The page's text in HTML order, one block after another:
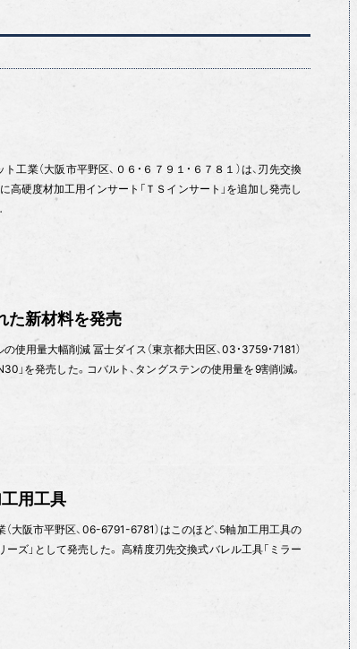
業（大阪市平野区、０６・６７９１・６７８１）は、刃先交換
高硬度材加工用インサート「ＴＳインサート」を追加し発売し
た新材料を発売
使用量大幅削減 冨士ダイス（東京都大田区、03・3759・7181）
」を発売した。コバルト、タングステンの使用量を9割削減。
用工具
大阪市平野区、06-6791-6781）はこのほど、5軸加工用工具の
ズ」として発売した。 高精度刃先交換式バレル工具「ミラー